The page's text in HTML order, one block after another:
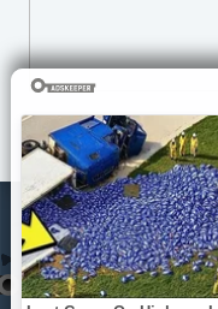
© Pisni.Club 2020 -
пошту